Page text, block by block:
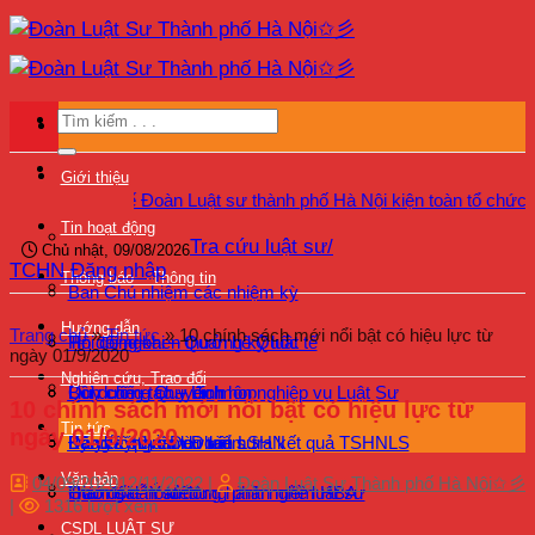
Bỏ
qua
nội
Giới thiệu
Ban Chủ nhiệm các nhiệm kỳ
Hội đồng khen thưởng kỷ luật
Quy chế – Quy định
Kỷ yếu 40 năm Đoàn LSHN
Tin hoạt động
Tin đối ngoại – Quan hệ Quốc tế
Bồi dưỡng chuyên môn nghiệp vụ Luật Sư
Bảo vệ quyền lợi luật sư
Giám sát hoạt động hành nghề luật sư
Thông báo – Thông tin
Lịch công tác – Lịch họp
Bồi dưỡng – Đào tạo
Hướng dẫn
Đăng ký tham dự kiểm tra kết quả TSHNLS
Hướng dẫn sử dụng phần mềm HBA
Nghiên cứu, Trao đổi
Trao đổi – Ý kiến
Tin tức
Văn bản
CSDL LUẬT SƯ
quốc tế Đoàn Luật sư thành phố Hà Nội kiện toàn tổ chức, triển
Chủ nhật, 09/08/2026Tra cứu luật sư/
TCHN Đăng nhập
Trang chủ»Tin tức»10 chính sách mới nổi bật có hiệu lực từ
ngày 01/9/2020
10 chính sách mới nổi bật có hiệu lực từ
ngày 01/9/2020
04/09/202012/11/2022 |
Đoàn Luật Sư Thành phố Hà Nội✩彡
|
1316 lượt xem